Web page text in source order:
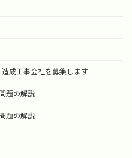
成工事会社を募集します
題の解説
題の解説